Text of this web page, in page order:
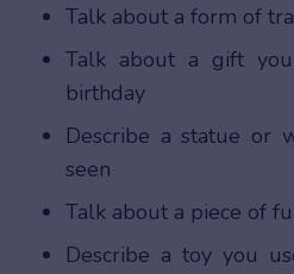
Talk about a form of
Talk about a gift
birthday
Describe a statue or
seen
Talk about a piece of
Describe a toy you